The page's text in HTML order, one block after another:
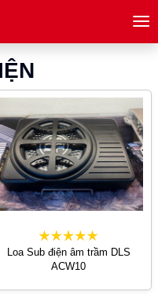
Loa Sub điện âm trầm DLS
ACW10